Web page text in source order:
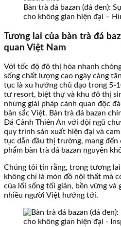
Bàn trà đá bazan (đá đen):
cho không gian hiện đại –
Tương lai của bàn trà đá
quan Việt Nam
Với tốc độ đô thị hóa nhanh
sống chất lượng cao ngày càng
tục là xu hướng chủ đạo trong 5-
tư resort, biệt thự và khu đô thị
những giải pháp cảnh quan độc
bản sắc Việt. Bàn trà đá bazan
Đá Cảnh Thiên An với đội ngũ
quy trình sản xuất hiện đại và
tục dẫn đầu thị trường, mang đến
phẩm bàn trà đá bazan nguyên
Chúng tôi tin rằng, trong tương lai
không chỉ là món đồ nội thất mà
của lối sống tối giản, bền vững và
nhiều người Việt hướng tới.